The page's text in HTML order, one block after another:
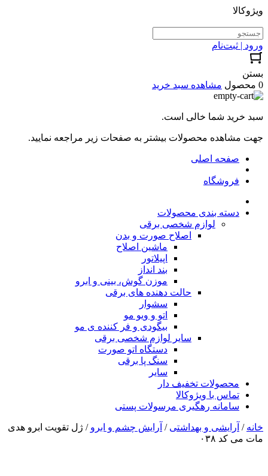
ویژوکالا
ورود | ثبت‌نام
بستن
0 محصول
مشاهده سبد خرید
سبد خرید شما خالی است.
جهت مشاهده محصولات بیشتر به صفحات زیر مراجعه نمایید.
صفحه اصلی
فروشگاه
دسته بندی محصولات
لوازم شخصی برقی
اصلاح صورت و بدن
ماشین اصلاح
اپیلاتور
بند انداز
موزن گوش، بینی و ابرو
حالت دهنده های برقی
سشوار
اتو و ویو مو
بیگودی و فر کننده ی مو
سایر لوازم شخصی برقی
دستگاه اتو صورت
سنگ پا برقی
سایر
محصولات تخفیف دار
تماس با ویژوکالا
سامانه رهگیری مرسولات پستی
خانه / آرایشی و بهداشتی / آرایش چشم و ابرو / ژل تقویت ابرو هدی
مات می کد ۰۳۸